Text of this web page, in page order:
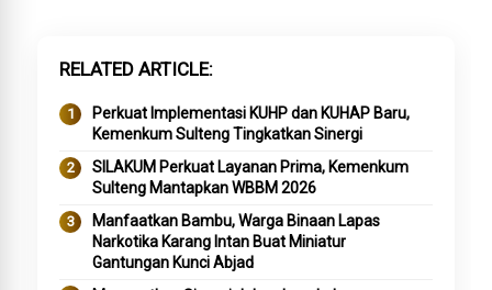
RELATED ARTICLE
Perkuat Implementasi KUHP dan KUHAP Baru,
Kemenkum Sulteng Tingkatkan Sinergi
SILAKUM Perkuat Layanan Prima, Kemenkum
Sulteng Mantapkan WBBM 2026
Manfaatkan Bambu, Warga Binaan Lapas
Narkotika Karang Intan Buat Miniatur
Gantungan Kunci Abjad